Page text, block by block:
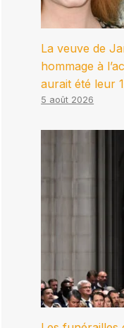
La veuve de
hommage à
aurait été leur
5 août 2026